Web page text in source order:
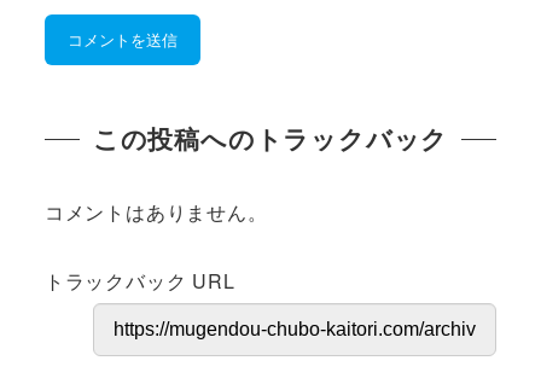
この投稿へのトラックバック
コメントはありません。
トラックバック URL